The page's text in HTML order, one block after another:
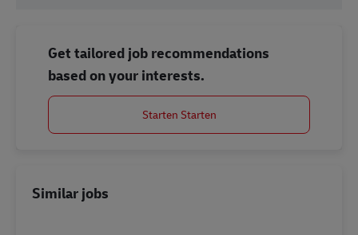
Get tailored job recommendations
based on your interests.
Starten Starten
Similar jobs